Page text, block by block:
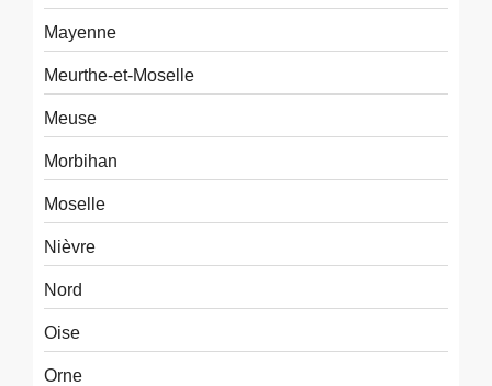
Mayenne
Meurthe-et-Moselle
Meuse
Morbihan
Moselle
Nièvre
Nord
Oise
Orne